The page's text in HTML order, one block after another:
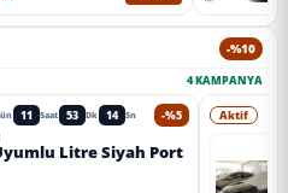
-%10
4 KAMPANYA
-%5
11 Saat 53 Dk 11 Sn
Litre Siyah Port
Aktif